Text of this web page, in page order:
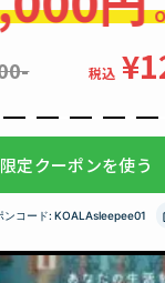
税込
限定クーポンを使う
ンコード: KOALAsleepee01